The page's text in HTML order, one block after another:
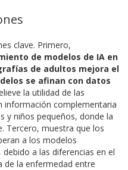
clave. Primero,
de modelos de IA en
de adultos mejora el
se afinan con datos
la utilidad de las
información complementaria
y niños pequeños, donde la
Tercero, muestra que los
a los modelos
a las diferencias en el
de la enfermedad entre